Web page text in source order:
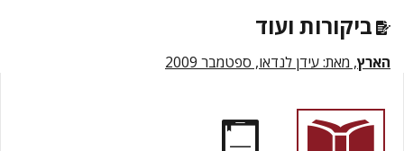
ביקורות ועוד
הארץ, מאת: עידן לנדאו, ספטמבר 2009